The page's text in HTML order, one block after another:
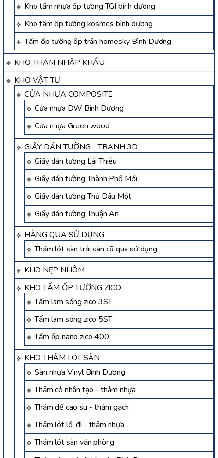
Kho tấm nhựa ốp tường TGI bình dương
Kho tấm ốp tường kosmos bình dương
Tấm ốp tường ốp trần homesky Bình Dương
KHO THẢM NHẬP KHẨU
KHO VẬT TƯ
CỬA NHỰA COMPOSITE
Cửa nhựa DW Bình Dương
Cửa nhựa Green wood
GIẤY DÁN TƯỜNG - TRANH 3D
Giấy dán tường Lái Thiêu
Giấy dán tường Thành Phố Mới
Giấy dán tường Thủ Dầu Một
Giấy dán tường Thuận An
HÀNG QUA SỬ DỤNG
Thảm lót sàn trải sàn cũ qua sử dụng
KHO NẸP NHÔM
KHO TẤM ỐP TƯỜNG ZICO
Tấm lam sóng zico 3ST
Tấm lam sóng zico 5ST
Tấm ốp nano zico 400
KHO THẢM LÓT SÀN
Sàn nhựa Vinyl Bình Dương
Thảm cỏ nhân tạo - thảm nhựa
Thảm đế cao su - thảm gạch
Thảm lót lối đi - thảm nhựa
Thảm lót sàn văn phòng